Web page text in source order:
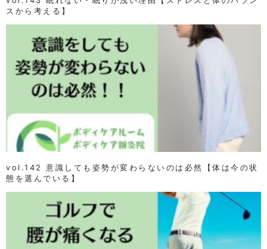
スから考える】
vol.142 意識しても姿勢が変わらないのは必然【体は今の状
態を選んでいる】